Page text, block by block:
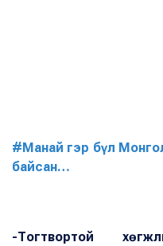
#Манай гэр бүл
байсан…
-Тогтвортой